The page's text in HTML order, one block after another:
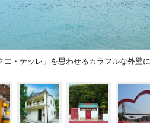
・テッレ」を思わせるカラフルな外壁に